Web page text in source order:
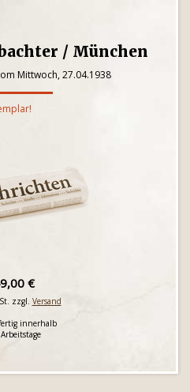
/ München
Mittwoch, 27.04.1938
€
zzgl. Versand
innerhalb